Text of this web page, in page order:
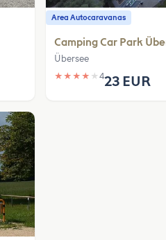
Area Autocaravanas
Camping Car Park
Übersee
★ ★ ★ ★ ★ 423 EUR